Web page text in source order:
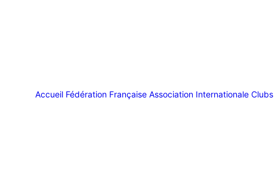
Accueil Fédération Française Association Internationale Clubs